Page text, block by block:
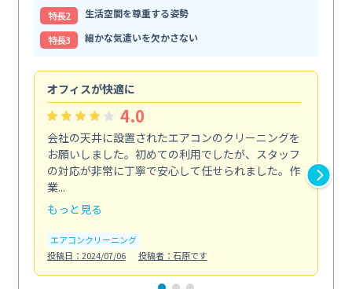
特⻑2
生活空間を尊重する姿勢
特⻑3
細かな気遣いを欠かさない
オフィスが快適に
4.0
会社の天井に設置されたエアコンのクリーニングを
お願いしました。初めての利用でしたが、スタッフ
の対応が非常に丁寧で安心して任せられました。作
業...
もっと見る
エアコンクリーニング
投稿日：2024/07/06
投稿者：石原です